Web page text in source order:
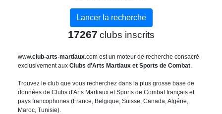
17267 clubs inscrits
www.club-arts-martiaux.com est un moteur de recherche consacré
exclusivement aux Clubs d'Arts Martiaux et Sports de Combat.
Trouvez le club que vous recherchez dans la plus grosse base de
données de Clubs d'Arts Martiaux et Sports de Combat français et
pays francophones (France, Belgique, Suisse, Canada, Algérie,
Maroc, Tunisie).